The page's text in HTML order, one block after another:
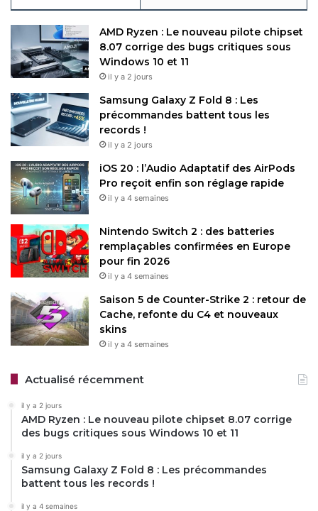
AMD Ryzen : Le nouveau pilote chipset
8.07 corrige des bugs critiques sous
Windows 10 et 11
il y a 2 jours
Samsung Galaxy Z Fold 8 : Les
précommandes battent tous les
records !
il y a 2 jours
iOS 20 : l’Audio Adaptatif des AirPods
Pro reçoit enfin son réglage rapide
il y a 4 semaines
Nintendo Switch 2 : des batteries
remplaçables confirmées en Europe
pour fin 2026
il y a 4 semaines
Saison 5 de Counter-Strike 2 : retour de
Cache, refonte du C4 et nouveaux
skins
il y a 4 semaines
Actualisé récemment
il y a 2 jours
AMD Ryzen : Le nouveau pilote chipset 8.07 corrige
des bugs critiques sous Windows 10 et 11
il y a 2 jours
Samsung Galaxy Z Fold 8 : Les précommandes
battent tous les records !
il y a 4 semaines